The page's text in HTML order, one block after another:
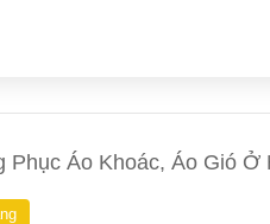
Áo Khoác, Áo Gió Ở